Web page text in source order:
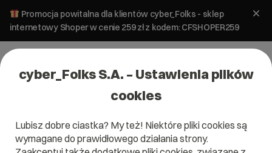
Promocja powitalna dla klientów cyber_Folks - sklep
internetowy Shoper w cenie 259 zł z kodem: CFSHOPER259
cyber_Folks S.A. – Ustawienia plików
cookies
Lubisz dobre ciastka? My też! Niektóre pliki cookies są
wymagane do prawidłowego działania strony.